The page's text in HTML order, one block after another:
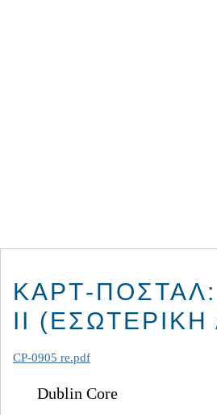
ΚΑΡΤ-
II
CP-0905 re.pdf
Dublin Core